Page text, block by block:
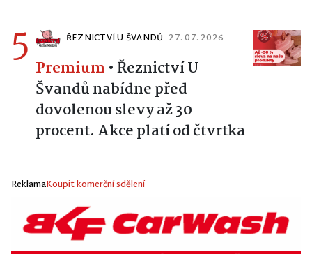
5 ŘEZNICTVÍ U ŠVANDŮ 27. 07. 2026
Premium •Řeznictví U
Švandů nabídne před
dovolenou slevy až 30
procent. Akce platí od čtvrtka
ReklamaKoupit komerční sdělení